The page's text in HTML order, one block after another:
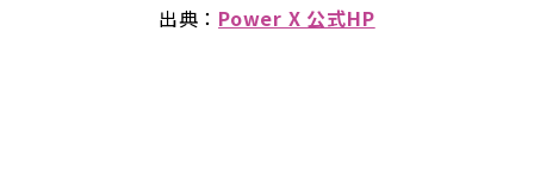
出典： Power X 公式HP